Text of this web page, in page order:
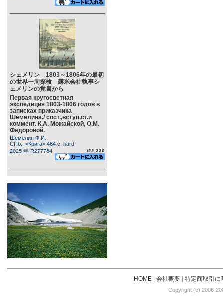
シェメリン 1803～1806年の最初
の世界一周探検 露米会社執事シ
ェメリンの覚書から
Первая кругосветная
экспедиция 1803-1806 годов в
записках приказчика
Шемелина./ сост.,вступ.ст.и
коммент. К.А. Можайской, О.М.
Федоровой.
Шемелин Ф.И.
СПб., <Крига> 464 c. hard
2025 年 R277784
\22,330
HOME| 会社概要| 特定商取引に
Copyright (c) 2006-